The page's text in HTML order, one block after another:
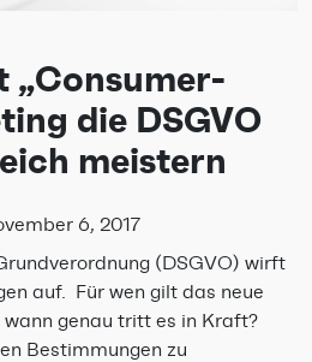
„Consumer-
die DSGVO
meistern
6, 2017
(DSGVO) wirft
auf. Für wen gilt das neue
genau tritt es in Kraft?
Bestimmungen zu